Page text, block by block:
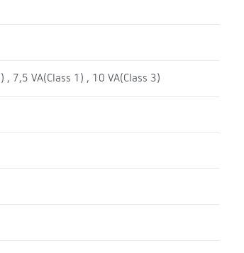
, 7,5 VA(Class 1) , 10 VA(Class 3)